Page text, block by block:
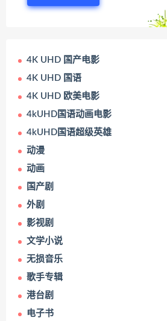
4K UHD 国产电影
4K UHD 国语
4K UHD 欧美电影
4kUHD国语动画电影
4kUHD国语超级英雄
动漫
动画
国产剧
外剧
影视剧
文学小说
无损音乐
歌手专辑
港台剧
电子书